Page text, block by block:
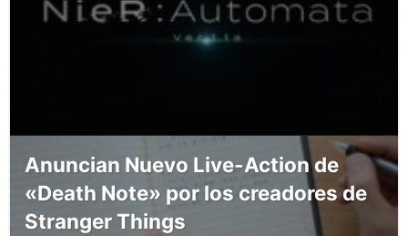
Anuncian Nuevo Live-Action de
«Death Note» por los creadores de
Stranger Things